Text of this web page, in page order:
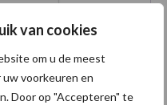
van cookies
om u de meest
voorkeuren en
Door op "Accepteren" te
gebruikt om je
om toegang
andere doeleinden